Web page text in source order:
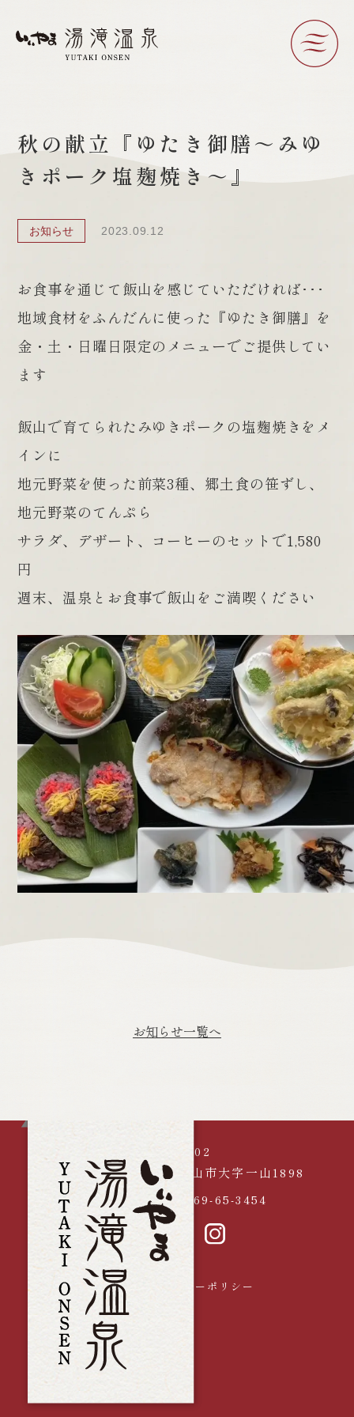
秋の献立『ゆたき御膳～みゆ
きポーク塩麹焼き～』
お知らせ 2023.09.12
お食事を通じて飯山を感じていただければ･･･
地域食材をふんだんに使った『ゆたき御膳』を
金・土・日曜日限定のメニューでご提供してい
ます
飯山で育てられたみゆきポークの塩麹焼きをメ
インに
地元野菜を使った前菜3種、郷土食の笹ずし、
地元野菜のてんぷら
サラダ、デザート、コーヒーのセットで1,580
円
週末、温泉とお食事で飯山をご満喫ください
お知らせ一覧へ
〒389-2602
長野県飯山市大字一山1898
電話
0269-65-3454
プライバシーポリシー